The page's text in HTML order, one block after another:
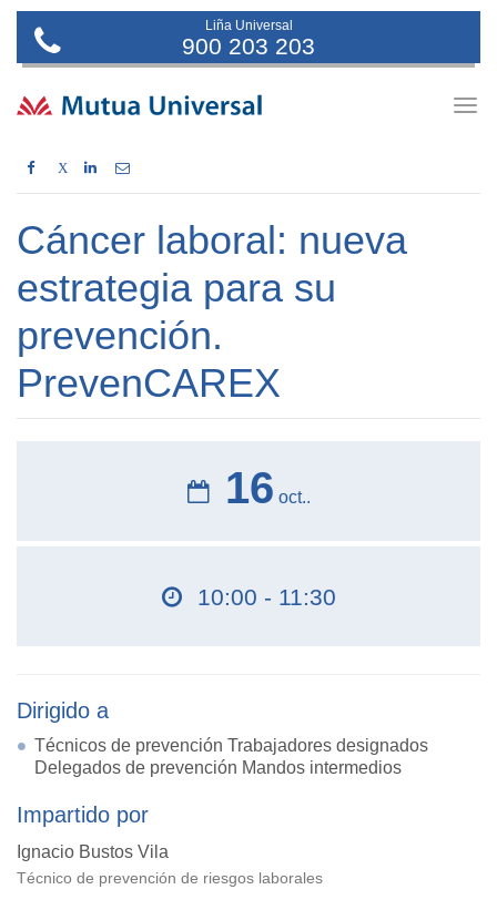
Liña Universal
900 203 203
X
Cáncer laboral: nueva
estrategia para su
prevención.
PrevenCAREX
16 oct..
10:00 - 11:30
Dirigido a
Técnicos de prevención Trabajadores designados
Delegados de prevención Mandos intermedios
Impartido por
Ignacio Bustos Vila
Técnico de prevención de riesgos laborales